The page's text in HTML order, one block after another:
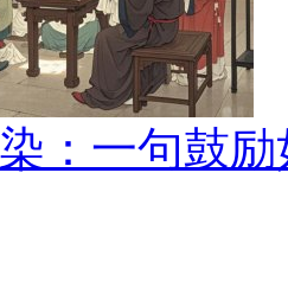
：一句鼓